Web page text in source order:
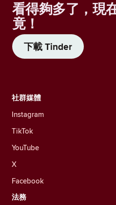
看得夠多了，現
竟！
下載 Tinder
社群媒體
Instagram
TikTok
YouTube
X
Facebook
法務